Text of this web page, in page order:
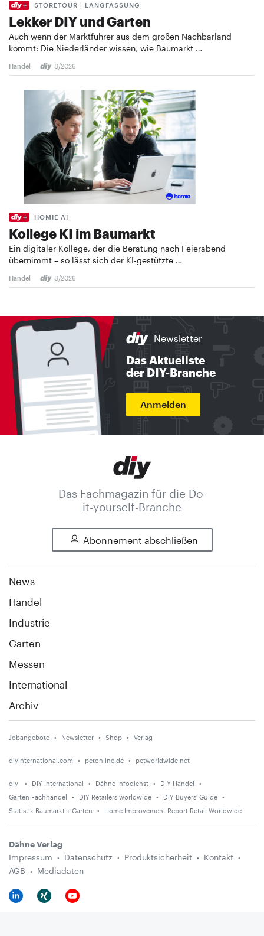
STORETOUR | LANGFASSUNG
Lekker DIY und Garten
Auch wenn der Marktführer aus dem großen Nachbarland
kommt: Die Niederländer wissen, wie Baumarkt …
Handel 8/2026
HOMIE AI
Kollege KI im Baumarkt
Ein digitaler Kollege, der die Beratung nach Feierabend
übernimmt – so lässt sich der KI-gestützte …
Handel 8/2026
Newsletter
Das Aktuellste
der DIY-Branche
Anmelden
Das Fachmagazin für die Do-
it-yourself-Branche
Abonnement abschließen
News
Handel
Industrie
Garten
Messen
International
Archiv
Jobangebote Newsletter Shop Verlag
diyinternational.com petonline.de petworldwide.net
diy DIY International Dähne Infodienst
DIY Handel
Garten Fachhandel
DIY Retailers worldwide
DIY Buyers' Guide
Statistik Baumarkt + Garten
Home Improvement Report Retail Worldwide
Dähne Verlag
Impressum
Datenschutz Produktsicherheit
Kontakt
AGB
Mediadaten